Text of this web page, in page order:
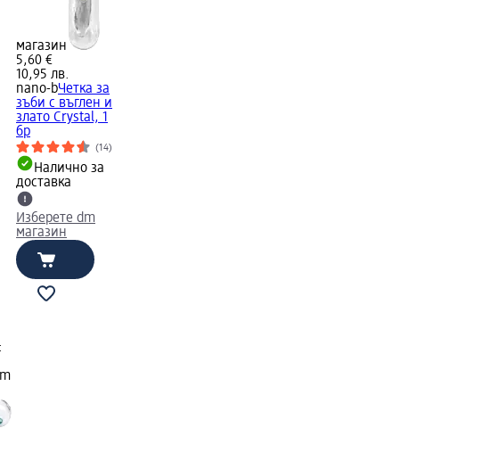
магазин
5,60 €
10,95 лв.
nano-bЧетка за
зъби с въглен и
злато Crystal, 1
бр
(14)
Налично за
доставка
Изберете dm
магазин